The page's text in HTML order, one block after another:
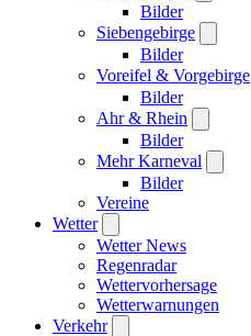
Bilder
Siebengebirge
Bilder
Voreifel & Vorgebirge
Bilder
Ahr & Rhein
Bilder
Mehr Karneval
Bilder
Vereine
Wetter
Wetter News
Regenradar
Wettervorhersage
Wetterwarnungen
Verkehr